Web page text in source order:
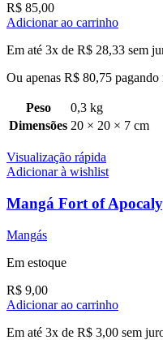
R$ 85,00
Adicionar ao carrinho
Em até 3x de R$ 28,33 sem
Ou apenas R$ 80,75 pagando
Peso
0,3 kg
Dimensões 20 × 20 × 7 cm
Visualização rápida
Adicionar à wishlist
Mangá Fort of
Mangás
Em estoque
R$ 9,00
Adicionar ao carrinho
Em até 3x de R$ 3,00 sem